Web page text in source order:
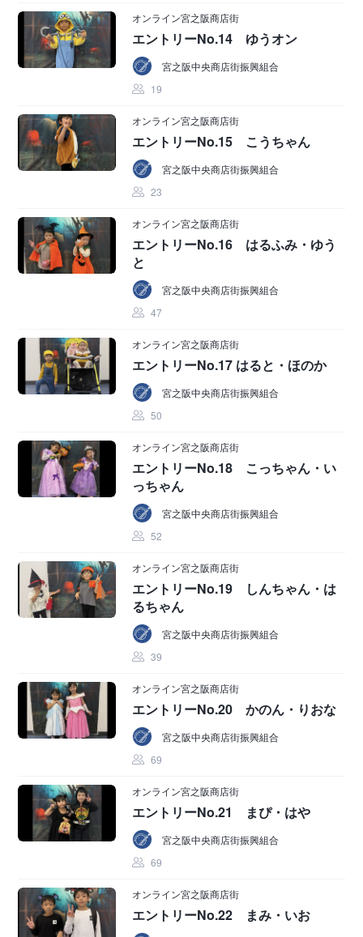
オンライン宮之阪商店街
エントリーNo.14 ゆうオン
宮之阪中央商店街振興組合
19
オンライン宮之阪商店街
エントリーNo.15 こうちゃん
宮之阪中央商店街振興組合
23
オンライン宮之阪商店街
エントリーNo.16 はるふみ・ゆう
と
宮之阪中央商店街振興組合
47
オンライン宮之阪商店街
エントリーNo.17 はると・ほのか
宮之阪中央商店街振興組合
50
オンライン宮之阪商店街
エントリーNo.18 こっちゃん・い
っちゃん
宮之阪中央商店街振興組合
52
オンライン宮之阪商店街
エントリーNo.19 しんちゃん・は
るちゃん
宮之阪中央商店街振興組合
39
オンライン宮之阪商店街
エントリーNo.20 かのん・りおな
宮之阪中央商店街振興組合
69
オンライン宮之阪商店街
エントリーNo.21 まぴ・はや
宮之阪中央商店街振興組合
69
オンライン宮之阪商店街
エントリーNo.22 まみ・いお